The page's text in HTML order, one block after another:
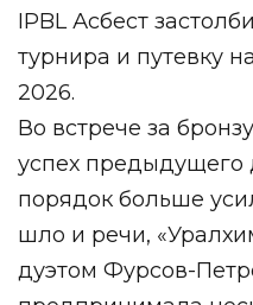
IPBL Асбест
турнира и путевку
2026.
Во встрече за
успех предыдущего
порядок больше
шло и речи,
дуэтом Фурсов-